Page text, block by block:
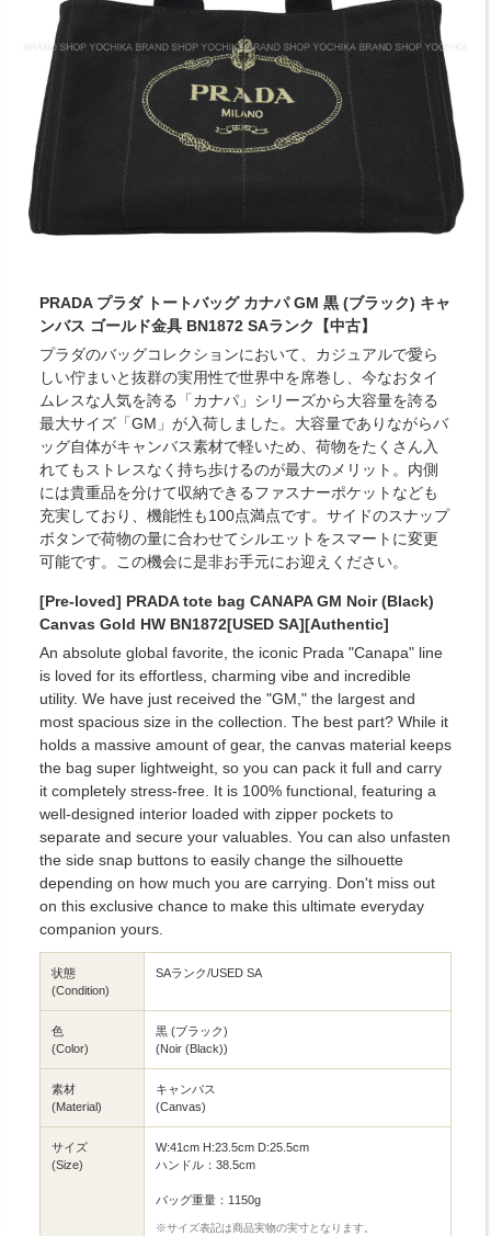
PRADA プラダ トートバッグ カナパ GM 黒 (ブラック) キャ
ンバス ゴールド金具 BN1872 SAランク【中古】
プラダのバッグコレクションにおいて、カジュアルで愛ら
しい佇まいと抜群の実用性で世界中を席巻し、今なおタイ
ムレスな人気を誇る「カナパ」シリーズから大容量を誇る
最大サイズ「GM」が入荷しました。大容量でありながらバ
ッグ自体がキャンバス素材で軽いため、荷物をたくさん入
れてもストレスなく持ち歩けるのが最大のメリット。内側
には貴重品を分けて収納できるファスナーポケットなども
充実しており、機能性も100点満点です。サイドのスナップ
ボタンで荷物の量に合わせてシルエットをスマートに変更
可能です。この機会に是非お手元にお迎えください。
[Pre-loved] PRADA tote bag CANAPA GM Noir (Black)
Canvas Gold HW BN1872[USED SA][Authentic]
An absolute global favorite, the iconic Prada "Canapa" line
is loved for its effortless, charming vibe and incredible
utility. We have just received the "GM," the largest and
most spacious size in the collection. The best part? While it
holds a massive amount of gear, the canvas material keeps
the bag super lightweight, so you can pack it full and carry
it completely stress-free. It is 100% functional, featuring a
well-designed interior loaded with zipper pockets to
separate and secure your valuables. You can also unfasten
the side snap buttons to easily change the silhouette
depending on how much you are carrying. Don't miss out
on this exclusive chance to make this ultimate everyday
companion yours.
状態
(Condition)
SAランク/USED SA
色
(Color)
黒 (ブラック)
(Noir (Black))
素材
(Material)
キャンバス
(Canvas)
サイズ
(Size)
W:41cm H:23.5cm D:25.5cm
ハンドル：38.5cm
バッグ重量：1150g
※サイズ表記は商品実物の実寸となります。